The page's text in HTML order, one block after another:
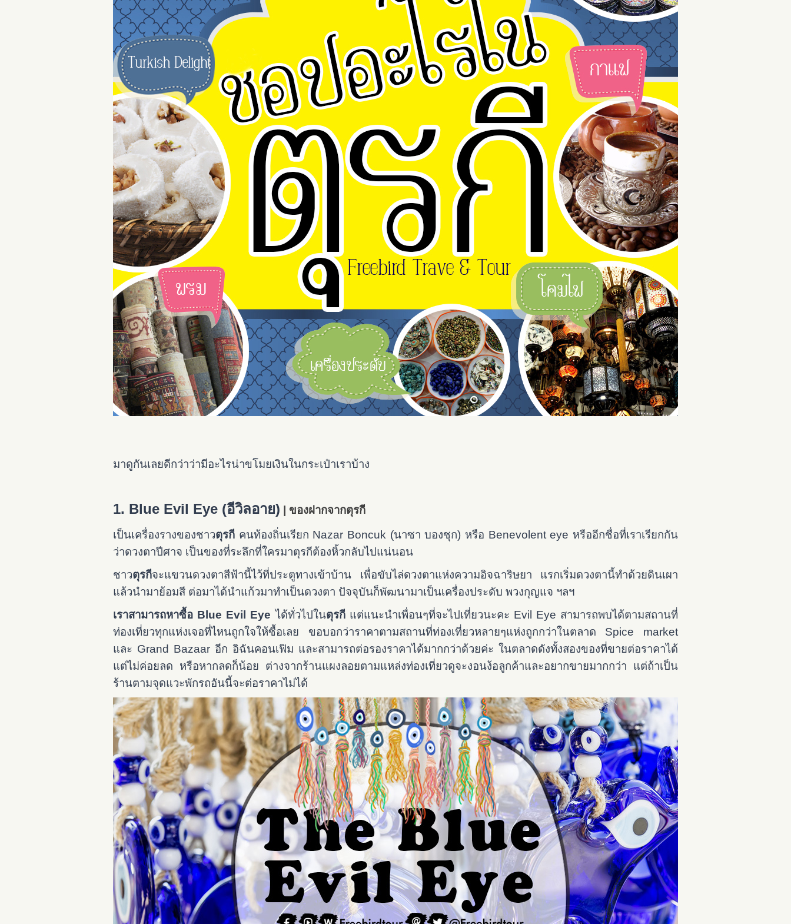
มาดูกันเลยดีกว่าว่ามีอะไรน่าขโมยเงินในกระเป๋าเราบ้าง
1. Blue Evil Eye (อีวิลอาย) | ของฝากจากตุรกี
เป็นเครื่องรางของชาวตุรกี คนท้องถิ่นเรียก Nazar Boncuk (นาซา บองชุก) หรือ Benevolent eye หรืออีกชื่อที่เราเรียกกัน
ว่าดวงตาปีศาจ เป็นของที่ระลึกที่ใครมาตุรกีต้องหิ้วกลับไปแน่นอน
ชาวตุรกีจะแขวนดวงตาสีฟ้านี้ไว้ที่ประตูทางเข้าบ้าน เพื่อขับไล่ดวงตาแห่งความอิจฉาริษยา แรกเริ่มดวงตานี้ทำด้วยดินเผา
แล้วนำมาย้อมสี ต่อมาได้นำแก้วมาทำเป็นดวงตา ปัจจุบันก็พัฒนามาเป็นเครื่องประดับ พวงกุญแจ ฯลฯ
เราสามารถหาซื้อ Blue Evil Eye ได้ทั่วไปในตุรกีแต่แนะนำเพื่อนๆที่จะไปเที่ยวนะคะ Evil Eye สามารถพบได้ตามสถานที่
ท่องเที่ยวทุกแห่งเจอที่ไหนถูกใจให้ซื้อเลย ขอบอกว่าราคาตามสถานที่ท่องเที่ยวหลายๆแห่งถูกกว่าในตลาด Spice market
และ Grand Bazaar อีก อิฉันคอนเฟิม และสามารถต่อรองราคาได้มากกว่าด้วยค่ะ ในตลาดดังทั้งสองของที่ขายต่อราคาได้
แต่ไม่ค่อยลด หรือหากลดก็น้อย ต่างจากร้านแผงลอยตามแหล่งท่องเที่ยวดูจะงอนง้อลูกค้าและอยากขายมากกว่า แต่ถ้าเป็น
ร้านตามจุดแวะพักรถอันนี้จะต่อราคาไม่ได้